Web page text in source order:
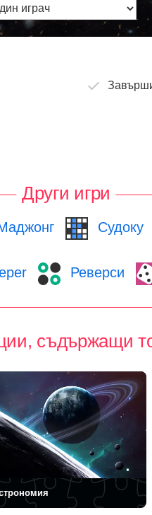
Други игри
Судоку
Реверси
съдържащи